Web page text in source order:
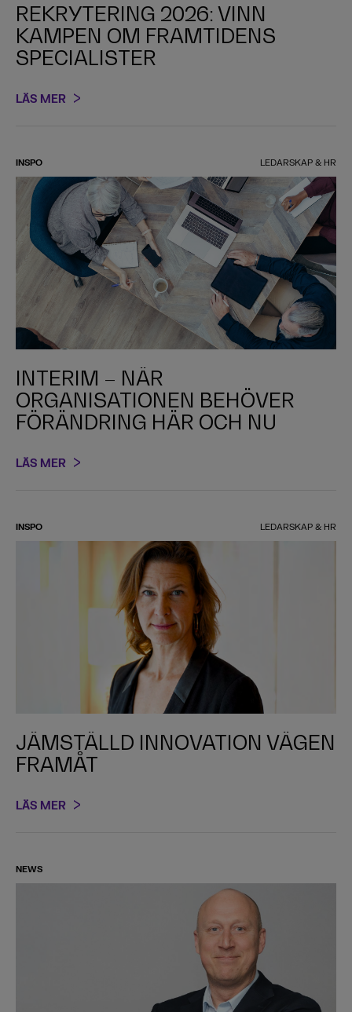
REKRYTERING 2026: VINN
KAMPEN OM FRAMTIDENS
SPECIALISTER
LÄS MER
INSPO LEDARSKAP & HR
INTERIM – NÄR
ORGANISATIONEN BEHÖVER
FÖRÄNDRING HÄR OCH NU
LÄS MER
INSPO LEDARSKAP & HR
JÄMSTÄLLD INNOVATION VÄGEN
FRAMÅT
LÄS MER
NEWS